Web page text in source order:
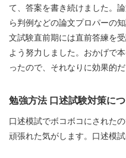
て、答案を書き続けました。
ら判例などの論文プロパーの
文試験直前期には直前答練を
よう努力しました。おかげで
ったので、それなりに効果的だ
勉強方法 口述試験対策に
口述模試でボコボコにされた
頑張れた気がします。口述模